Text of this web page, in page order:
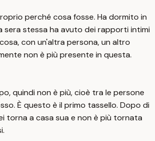
perché cosa fosse. Ha dormito in
sera stessa ha avuto dei rapporti intimi
con un'altra persona, un altro
non è più presente in questa.
quindi non è più, cioè tra le persone
È questo è il primo tassello. Dopo di
torna a casa sua e non è più tornata